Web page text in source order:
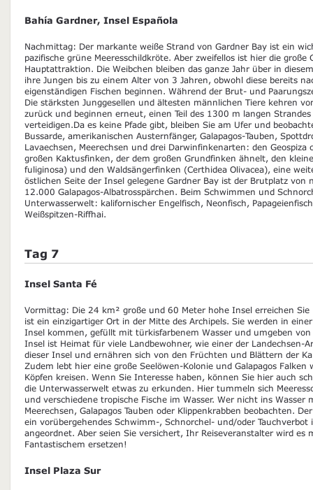
Bahía Gardner, Insel Española
Nachmittag: Der markante weiße Strand von Gardner Bay ist ein
pazifische grüne Meeresschildkröte. Aber zweifellos ist hier die große
Hauptattraktion. Die Weibchen bleiben das ganze Jahr über in
ihre Jungen bis zu einem Alter von 3 Jahren, obwohl diese bereits
eigenständigen Fischen beginnen. Während der Brut- und
Die stärksten Junggesellen und ältesten männlichen Tiere kehren
zurück und beginnen erneut, einen Teil des 1300 m langen
verteidigen.Da es keine Pfade gibt, bleiben Sie am Ufer und
Bussarde, amerikanischen Austernfänger, Galapagos-Tauben,
Lavaechsen, Meerechsen und drei Darwinfinkenarten: den Geospiza
großen Kaktusfinken, der dem großen Grundfinken ähnelt, den
fuliginosa) und den Waldsängerfinken (Certhidea Olivacea), eine
östlichen Seite der Insel gelegene Gardner Bay ist der Brutplatz von
12.000 Galapagos-Albatrosspärchen. Beim Schwimmen und
Unterwasserwelt: kalifornischer Engelfisch, Neonfisch,
Weißspitzen-Riffhai.
Tag 7
Insel Santa Fé
Vormittag: Die 24 km² große und 60 Meter hohe Insel erreichen
ist ein einzigartiger Ort in der Mitte des Archipels. Sie werden in
Insel kommen, gefüllt mit türkisfarbenem Wasser und umgeben
Insel ist Heimat für viele Landbewohner, wie einer der Landechsen-
dieser Insel und ernähren sich von den Früchten und Blättern der
Zudem lebt hier eine große Seelöwen-Kolonie und Galapagos
Köpfen kreisen. Wenn Sie Interesse haben, können Sie hier auch
die Unterwasserwelt etwas zu erkunden. Hier tummeln sich
und verschiedene tropische Fische im Wasser. Wer nicht ins Wasser
Meerechsen, Galapagos Tauben oder Klippenkrabben beobachten.
ein vorübergehendes Schwimm-, Schnorchel- und/oder Tauchverbot
angeordnet. Aber seien Sie versichert, Ihr Reiseveranstalter wird es
Fantastischem ersetzen!
Insel Plaza Sur